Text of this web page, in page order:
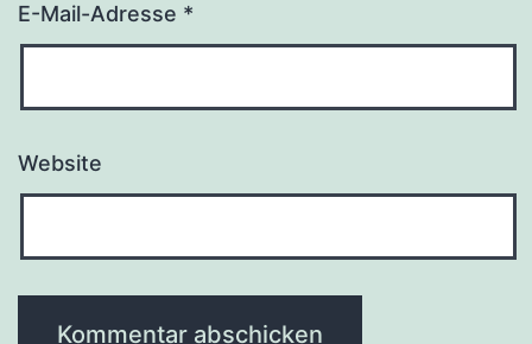
E-Mail-Adresse *
Website